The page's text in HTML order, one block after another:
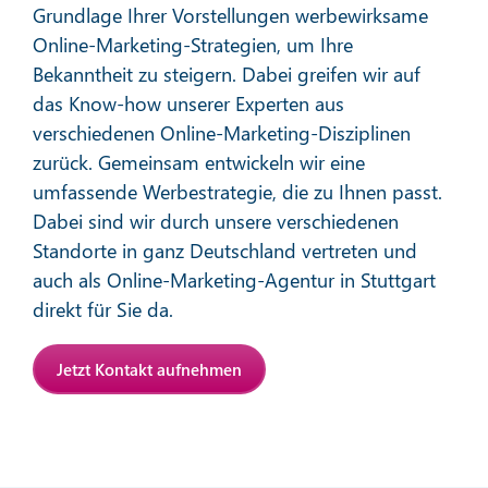
Affiliate-Marketing
Mehr erfahren
Grundlage Ihrer Vorstellungen werbewirksame
Online-Marketing-Strategien, um Ihre
Bekanntheit zu steigern. Dabei greifen wir auf
das Know-how unserer Experten aus
verschiedenen Online-Marketing-Disziplinen
zurück. Gemeinsam entwickeln wir eine
umfassende Werbestrategie, die zu Ihnen passt.
Dabei sind wir durch unsere verschiedenen
Standorte in ganz Deutschland vertreten und
auch als Online-Marketing-Agentur in Stuttgart
direkt für Sie da.
Jetzt Kontakt aufnehmen